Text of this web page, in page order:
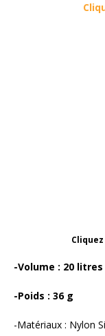
-Volume : 20 litres
-Poids : 36 g
-Matériaux : Nylon